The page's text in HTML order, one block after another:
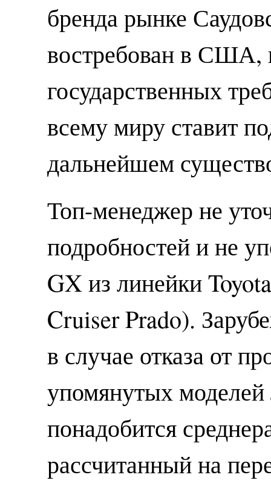
бренда рынке
востребован в США,
государственных
всему миру ставит
дальнейшем
Топ-менеджер не
подробностей и не
GX из линейки
Cruiser Prado).
в случае отказа от
упомянутых моделей
понадобится
рассчитанный на